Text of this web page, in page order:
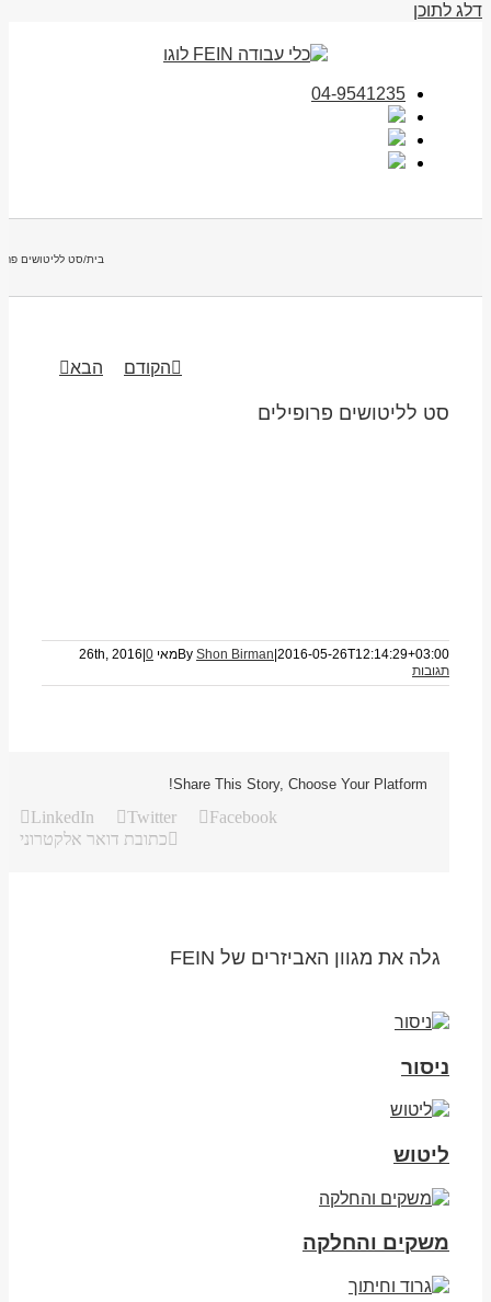
דלג לתוכן
04-9541235
בית/סט לליטושים
הקודם הבא
סט לליטושים פרופילים
By Shon Birman 2016-05-26T12:14:29+03:00 מאי 26th, 2016 0
תגובות
Share This Story, Choose Your Platform!
Facebook
Twitter
LinkedIn
כתובת דואר אלקטרוני
גלה את מגוון האביזרים של FEIN
ניסור
ליטוש
משקים והחלקה